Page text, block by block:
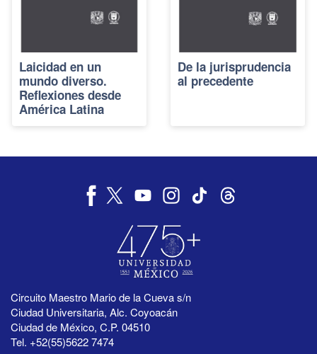
Laicidad en un
mundo diverso.
Reflexiones desde
América Latina
De la jurisprudencia
al precedente
Circuito Maestro Mario de la Cueva s/n
Ciudad Universitaria, Alc. Coyoacán
Ciudad de México, C.P. 04510
Tel. +52(55)5622 7474